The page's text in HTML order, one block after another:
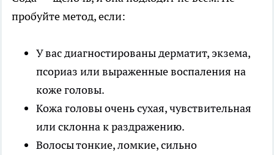
пробуйте метод, если:
У вас диагностированы дерматит, экзема,
псориаз или выраженные воспаления на
коже головы.
Кожа головы очень сухая, чувствительная
или склонна к раздражению.
Волосы тонкие, ломкие, сильно